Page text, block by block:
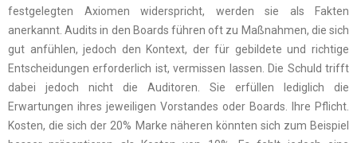
festgelegten Axiomen widerspricht, werden sie als Fakten
anerkannt. Audits in den Boards führen oft zu Maßnahmen, die sich
gut anfühlen, jedoch den Kontext, der für gebildete und richtige
Entscheidungen erforderlich ist, vermissen lassen. Die Schuld trifft
dabei jedoch nicht die Auditoren. Sie erfüllen lediglich die
Erwartungen ihres jeweiligen Vorstandes oder Boards. Ihre Pflicht.
Kosten, die sich der 20% Marke näheren könnten sich zum Beispiel